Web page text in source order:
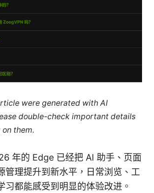
were generated with AI
double-check important details
them.
年的 Edge 已经把 AI 助手、页面
管理提升到新水平，日常浏览、工
习都能感受到明显的体验改进。